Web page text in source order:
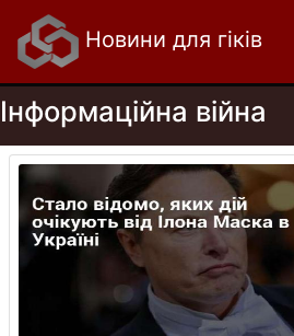
Новини для гіків
Інформаційна війна